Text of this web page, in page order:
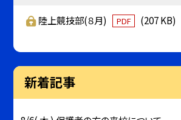
陸上競技部(８月) PDF (207 KB)
新着記事